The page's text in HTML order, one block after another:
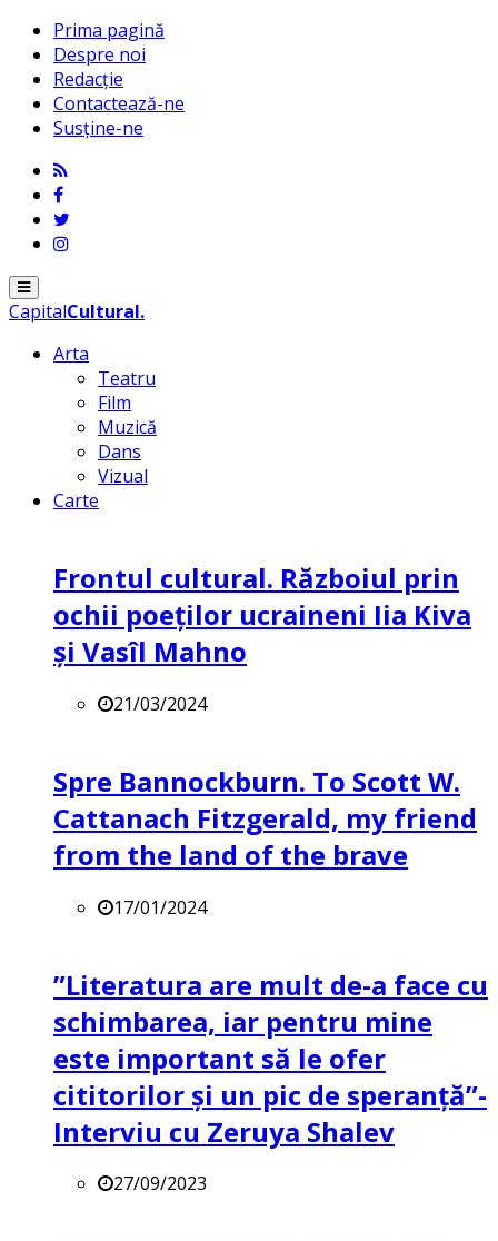
Prima pagină
Despre noi
Redacție
Contactează-ne
Susține-ne
Menu
CapitalCultural.
Arta
Teatru
Film
Muzică
Dans
Vizual
Carte
Frontul cultural. Războiul prin
ochii poeților ucraineni Iia Kiva
și Vasîl Mahno
21/03/2024
Spre Bannockburn. To Scott W.
Cattanach Fitzgerald, my friend
from the land of the brave
17/01/2024
”Literatura are mult de-a face cu
schimbarea, iar pentru mine
este important să le ofer
cititorilor și un pic de speranță”-
Interviu cu Zeruya Shalev
27/09/2023